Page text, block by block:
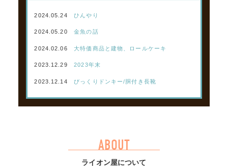
2024.05.24 ひんやり
2024.05.20 金魚の話
2024.02.06 大特価商品と建物、ロールケーキ
2023.12.29 2023年末
2023.12.14 びっくりドンキー/胴付き長靴
ABOUT
ライオン屋について